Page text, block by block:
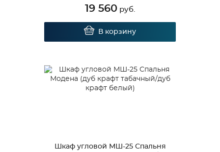
19 560 руб.
В корзину
Шкаф угловой МШ-25 Спальня